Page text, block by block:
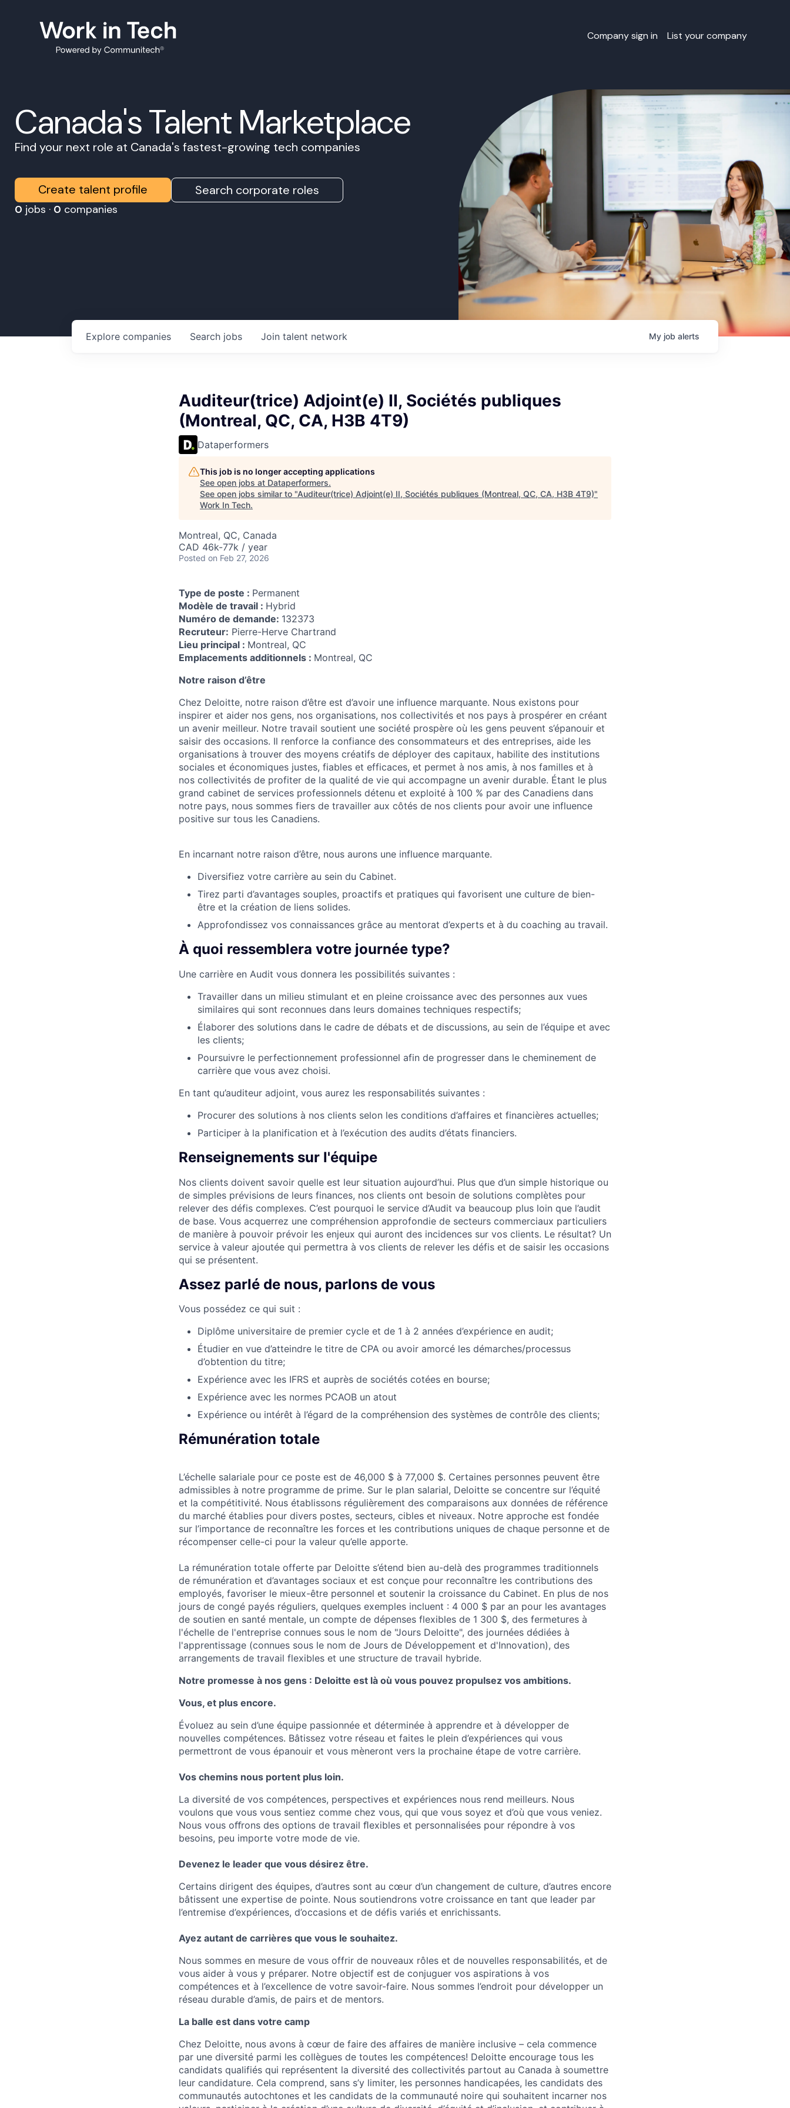
Company sign in List your company
Canada's Talent Marketplace
Find your next role at Canada's fastest-growing tech companies
Create talent profile Search corporate roles
0 jobs · 0 companies
Search jobs
Explore companies Join talent network My job alerts
Auditeur(trice) Adjoint(e) II, Sociétés publiques
(Montreal, QC, CA, H3B 4T9)
Dataperformers
This job is no longer accepting applications
See open jobs at Dataperformers.
See open jobs similar to "Auditeur(trice) Adjoint(e) II, Sociétés publiques (Montreal, QC, CA, H3B 4T9)"
Work In Tech.
Montreal, QC, Canada
CAD 46k-77k / year
Posted on Feb 27, 2026
Type de poste : Permanent
Modèle de travail : Hybrid
Numéro de demande: 132373
Recruteur: Pierre-Herve Chartrand
Lieu principal : Montreal, QC
Emplacements additionnels : Montreal, QC
Notre raison d’être
Chez Deloitte, notre raison d’être est d’avoir une influence marquante. Nous existons pour
inspirer et aider nos gens, nos organisations, nos collectivités et nos pays à prospérer en créant
un avenir meilleur. Notre travail soutient une société prospère où les gens peuvent s’épanouir et
saisir des occasions. Il renforce la confiance des consommateurs et des entreprises, aide les
organisations à trouver des moyens créatifs de déployer des capitaux, habilite des institutions
sociales et économiques justes, fiables et efficaces, et permet à nos amis, à nos familles et à
nos collectivités de profiter de la qualité de vie qui accompagne un avenir durable. Étant le plus
grand cabinet de services professionnels détenu et exploité à 100 % par des Canadiens dans
notre pays, nous sommes fiers de travailler aux côtés de nos clients pour avoir une influence
positive sur tous les Canadiens.
En incarnant notre raison d’être, nous aurons une influence marquante.
Diversifiez votre carrière au sein du Cabinet.
Tirez parti d’avantages souples, proactifs et pratiques qui favorisent une culture de bien-
être et la création de liens solides.
Approfondissez vos connaissances grâce au mentorat d’experts et à du coaching au travail.
À quoi ressemblera votre journée type?
Une carrière en Audit vous donnera les possibilités suivantes :
Travailler dans un milieu stimulant et en pleine croissance avec des personnes aux vues
similaires qui sont reconnues dans leurs domaines techniques respectifs;
Élaborer des solutions dans le cadre de débats et de discussions, au sein de l’équipe et avec
les clients;
Poursuivre le perfectionnement professionnel afin de progresser dans le cheminement de
carrière que vous avez choisi.
En tant qu’auditeur adjoint, vous aurez les responsabilités suivantes :
Procurer des solutions à nos clients selon les conditions d’affaires et financières actuelles;
Participer à la planification et à l’exécution des audits d’états financiers.
Renseignements sur l'équipe
Nos clients doivent savoir quelle est leur situation aujourd’hui. Plus que d’un simple historique ou
de simples prévisions de leurs finances, nos clients ont besoin de solutions complètes pour
relever des défis complexes. C’est pourquoi le service d’Audit va beaucoup plus loin que l’audit
de base. Vous acquerrez une compréhension approfondie de secteurs commerciaux particuliers
de manière à pouvoir prévoir les enjeux qui auront des incidences sur vos clients. Le résultat? Un
service à valeur ajoutée qui permettra à vos clients de relever les défis et de saisir les occasions
qui se présentent.
Assez parlé de nous, parlons de vous
Vous possédez ce qui suit :
Diplôme universitaire de premier cycle et de 1 à 2 années d’expérience en audit;
Étudier en vue d’atteindre le titre de CPA ou avoir amorcé les démarches/processus
d’obtention du titre;
Expérience avec les IFRS et auprès de sociétés cotées en bourse;
Expérience avec les normes PCAOB un atout
Expérience ou intérêt à l’égard de la compréhension des systèmes de contrôle des clients;
Rémunération totale
L’échelle salariale pour ce poste est de 46,000 $ à 77,000 $. Certaines personnes peuvent être
admissibles à notre programme de prime. Sur le plan salarial, Deloitte se concentre sur l’équité
et la compétitivité. Nous établissons régulièrement des comparaisons aux données de référence
du marché établies pour divers postes, secteurs, cibles et niveaux. Notre approche est fondée
sur l’importance de reconnaître les forces et les contributions uniques de chaque personne et de
récompenser celle-ci pour la valeur qu’elle apporte.
La rémunération totale offerte par Deloitte s’étend bien au-delà des programmes traditionnels
de rémunération et d’avantages sociaux et est conçue pour reconnaître les contributions des
employés, favoriser le mieux-être personnel et soutenir la croissance du Cabinet. En plus de nos
jours de congé payés réguliers, quelques exemples incluent : 4 000 $ par an pour les avantages
de soutien en santé mentale, un compte de dépenses flexibles de 1 300 $, des fermetures à
l'échelle de l'entreprise connues sous le nom de "Jours Deloitte", des journées dédiées à
l'apprentissage (connues sous le nom de Jours de Développement et d'Innovation), des
arrangements de travail flexibles et une structure de travail hybride.
Notre promesse à nos gens : Deloitte est là où vous pouvez propulsez vos ambitions.
Vous, et plus encore.
Évoluez au sein d’une équipe passionnée et déterminée à apprendre et à développer de
nouvelles compétences. Bâtissez votre réseau et faites le plein d’expériences qui vous
permettront de vous épanouir et vous mèneront vers la prochaine étape de votre carrière.
Vos chemins nous portent plus loin.
La diversité de vos compétences, perspectives et expériences nous rend meilleurs. Nous
voulons que vous vous sentiez comme chez vous, qui que vous soyez et d’où que vous veniez.
Nous vous oﬀrons des options de travail ﬂexibles et personnalisées pour répondre à vos
besoins, peu importe votre mode de vie.
Devenez le leader que vous désirez être.
Certains dirigent des équipes, d’autres sont au cœur d’un changement de culture, d’autres encore
bâtissent une expertise de pointe. Nous soutiendrons votre croissance en tant que leader par
l’entremise d’expériences, d’occasions et de défis variés et enrichissants.
Ayez autant de carrières que vous le souhaitez.
Nous sommes en mesure de vous offrir de nouveaux rôles et de nouvelles responsabilités, et de
vous aider à vous y préparer. Notre objectif est de conjuguer vos aspirations à vos
compétences et à l’excellence de votre savoir-faire. Nous sommes l’endroit pour développer un
réseau durable d’amis, de pairs et de mentors.
La balle est dans votre camp
Chez Deloitte, nous avons à cœur de faire des affaires de manière inclusive – cela commence
par une diversité parmi les collègues de toutes les compétences! Deloitte encourage tous les
candidats qualifiés qui représentent la diversité des collectivités partout au Canada à soumettre
leur candidature. Cela comprend, sans s’y limiter, les personnes handicapées, les candidats des
communautés autochtones et les candidats de la communauté noire qui souhaitent incarner nos